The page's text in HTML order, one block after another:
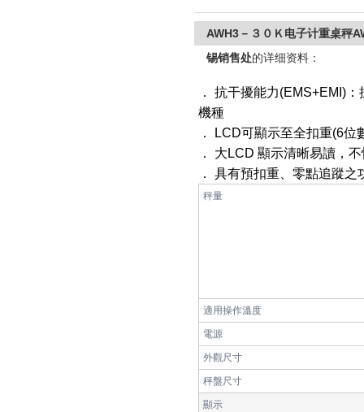
AWH3－３０Ｋ电子计重桌秤
锡销售处的详细资料：
． 抗干擾能力(EMS+EMI)
機種
． LCD可顯示至全扣重(6位
． 大LCD 顯示清晰易讀，
． 具有預扣重、零點追蹤之
秤量
適用操作溫度
電源
外觀尺寸
秤盤尺寸
顯示